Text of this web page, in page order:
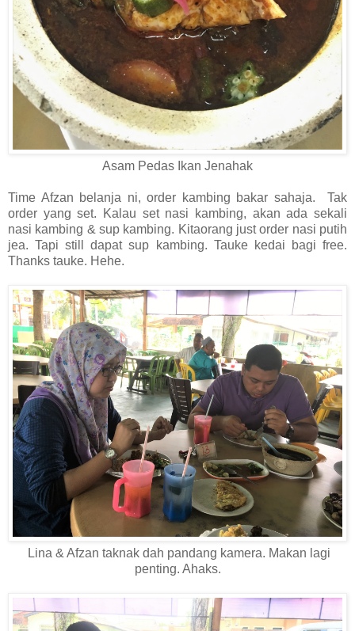
Asam Pedas Ikan Jenahak
Time Afzan belanja ni, order kambing bakar sahaja. Tak
order yang set. Kalau set nasi kambing, akan ada sekali
nasi kambing & sup kambing. Kitaorang just order nasi putih
jea. Tapi still dapat sup kambing. Tauke kedai bagi free.
Thanks tauke. Hehe.
Lina & Afzan taknak dah pandang kamera. Makan lagi
penting. Ahaks.